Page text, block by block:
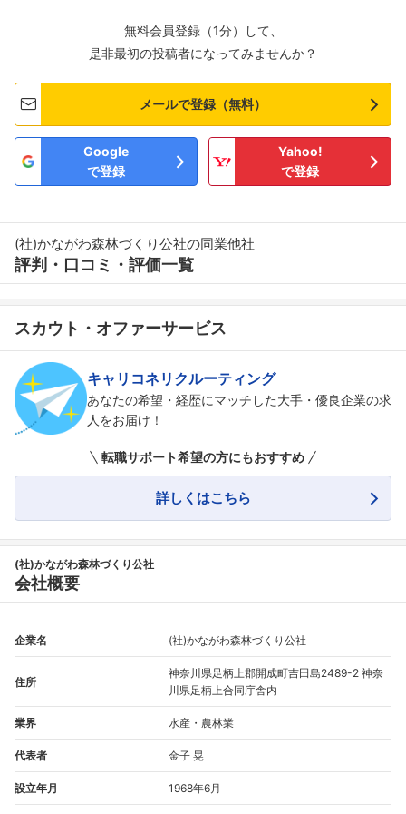
無料会員登録（1分）して、
是非最初の投稿者になってみませんか？
メールで登録（無料）
Google
で登録
Yahoo!
で登録
(社)かながわ森林づくり公社の同業他社
評判・口コミ・評価一覧
スカウト・オファーサービス
キャリコネリクルーティング
あなたの希望・経歴にマッチした大手・優良企業の求
人をお届け！
転職サポート希望の方にもおすすめ
詳しくはこちら
(社)かながわ森林づくり公社
会社概要
企業名 (社)かながわ森林づくり公社
住所
神奈川県足柄上郡開成町吉田島2489-2 神奈
川県足柄上合同庁舎内
業界 水産・農林業
代表者 金子 晃
設立年月 1968年6月